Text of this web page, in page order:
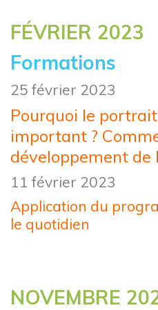
FÉVRIER 2023
Formations
25 février 2023
Pourquoi le
important ?
développement de
11 février 2023
Application du
le quotidien
NOVEMBRE